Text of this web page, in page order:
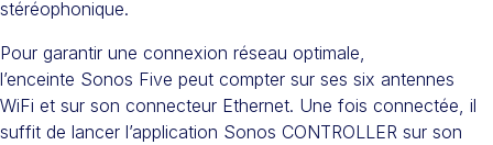
stéréophonique.
Pour garantir une connexion réseau optimale,
l’enceinte Sonos Five peut compter sur ses six antennes
WiFi et sur son connecteur Ethernet. Une fois connectée, il
suffit de lancer l’application Sonos CONTROLLER sur son